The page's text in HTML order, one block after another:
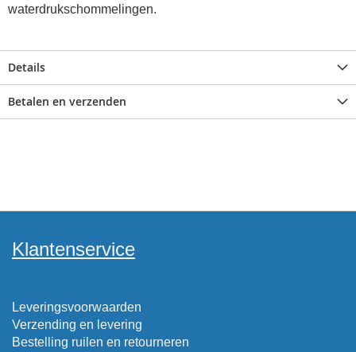
waterdrukschommelingen.
Details
Betalen en verzenden
Klantenservice
Leveringsvoorwaarden
Verzending en levering
Bestelling ruilen en retourneren